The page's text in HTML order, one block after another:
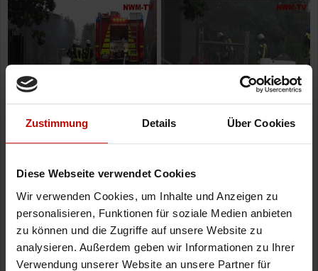
Zustimmung Details Über Cookies
Diese Webseite verwendet Cookies
Wir verwenden Cookies, um Inhalte und Anzeigen zu
personalisieren, Funktionen für soziale Medien anbieten
zu können und die Zugriffe auf unsere Website zu
analysieren. Außerdem geben wir Informationen zu Ihrer
Verwendung unserer Website an unsere Partner für